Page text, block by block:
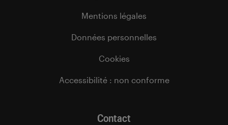
Mentions légales
Données personnelles
Cookies
Accessibilité : non conforme
Contact